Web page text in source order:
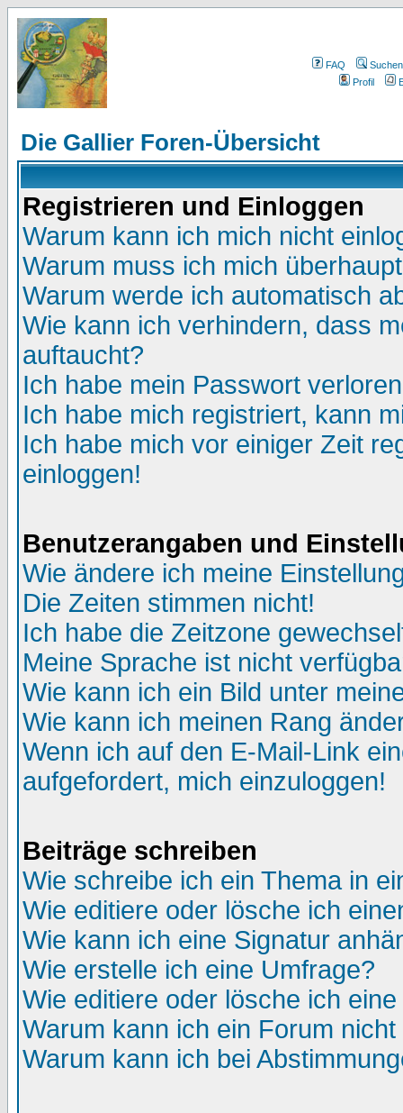
FAQ
Suchen
Profil
Die Gallier Foren-Übersicht
Registrieren und Einloggen
Warum kann ich mich nicht
Warum muss ich mich
Warum werde ich automatisch
Wie kann ich verhindern, dass
auftaucht?
Ich habe mein Passwort
Ich habe mich registriert, kann
Ich habe mich vor einiger Zeit
einloggen!
Benutzerangaben und
Wie ändere ich meine
Die Zeiten stimmen nicht!
Ich habe die Zeitzone
Meine Sprache ist nicht
Wie kann ich ein Bild unter
Wie kann ich meinen Rang
Wenn ich auf den E-Mail-Link
aufgefordert, mich einzuloggen!
Beiträge schreiben
Wie schreibe ich ein Thema in
Wie editiere oder lösche ich
Wie kann ich eine Signatur
Wie erstelle ich eine Umfrage?
Wie editiere oder lösche ich
Warum kann ich ein Forum
Warum kann ich bei